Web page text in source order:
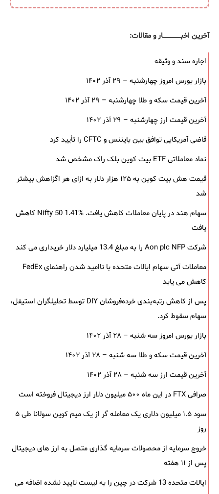
آخرین اخبــــــــــــــــــار و مقالات:
اجاره سند و وثیقه
بازار بورس امروز چهارشنبه – ۲۹ آذر ۱۴۰۲
آخرین قیمت سکه و طلا چهارشنبه – ۲۹ آذر ۱۴۰۲
آخرین قیمت ارز چهارشنبه – ۲۹ آذر ۱۴۰۲
قاضی آمریکایی توافق بین بایننس و CFTC را تأیید کرد
نماد معاملاتی ETF بیت کوین بلک ‌راک مشخص شد
قیمت هش بیت کوین به ۱۲۵ هزار دلار به‌ ازای هر اگزاهش بیشتر
شد
سهام هند در پایان معاملات کاهش یافت. Nifty 50 1.41% کاهش
یافت
شرکت Aon plc NFP را به مبلغ 13.4 میلیارد دلار خریداری می کند
معاملات آتی سهام ایالات متحده با ناامید شدن راهنمای FedEx
کاهش می یابد
پس از کاهش رتبه‌بندی خرده‌فروشان DIY توسط تحلیلگران استیفل،
سهام سقوط کرد.
بازار بورس امروز سه شنبه – ۲۸ آذر ۱۴۰۲
آخرین قیمت سکه و طلا سه شنبه – ۲۸ آذر ۱۴۰۲
آخرین قیمت ارز سه شنبه – ۲۸ آذر ۱۴۰۲
صرافی FTX در این ماه ۵۰۰ میلیون دلار ارز دیجیتال فروخته است
سود ۱.۵ میلیون دلاری یک معامله ‌گر از یک میم‌ کوین سولانا طی ۵
روز
خروج سرمایه از محصولات سرمایه ‌گذاری متصل به ارز های دیجیتال
پس از ۱۱ هفته
ایالات متحده 13 شرکت در چین را به لیست تایید نشده اضافه می